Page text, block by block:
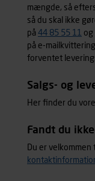
mængde, så
så du skal ikke
på 44 85 55 11 og
på e-
forventet
Salgs- og
Her finder du
Fandt du
Du er